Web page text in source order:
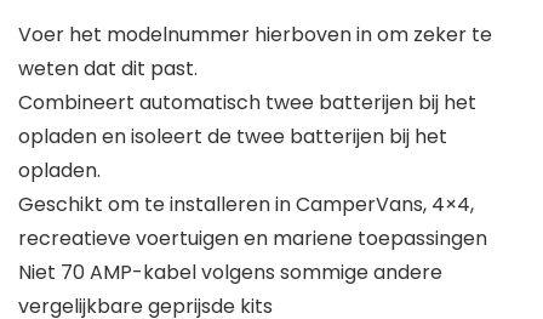
Voer het modelnummer hierboven in om zeker te
weten dat dit past.
Combineert automatisch twee batterijen bij het
opladen en isoleert de twee batterijen bij het
opladen.
Geschikt om te installeren in CamperVans, 4×4,
recreatieve voertuigen en mariene toepassingen
Niet 70 AMP-kabel volgens sommige andere
vergelijkbare geprijsde kits